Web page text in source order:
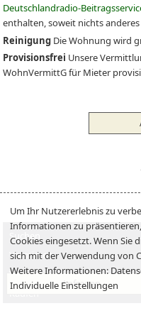
Anfragen
Deutschlandradio-
enthalten, soweit nichts
Reinigung Die Wohnung wird
Provisionsfrei Unsere
WohnVermittG für Mieter
Suchen
Vermieten
Verkaufen
Kaufen
Um Ihr Nutzererlebnis zu
Informationen zu
Cookies eingesetzt. Wenn Sie
sich mit der Verwendung von
Weitere Informationen:
Individuelle Einstellungen